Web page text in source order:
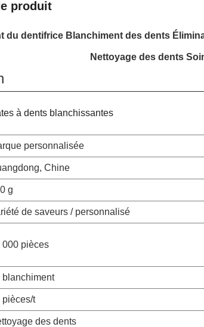
produit
du dentifrice Blanchiment des dents
Nettoyage des dents
à dents blanchissantes
personnalisée
Chine
g
de saveurs / personnalisé
000 pièces
blanchiment
pièces/t
des dents